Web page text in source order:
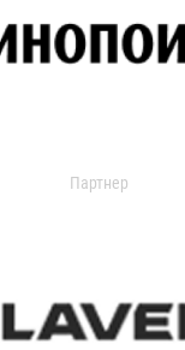
Партнер